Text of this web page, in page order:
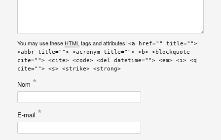
You may use these HTML tags and attributes: <a href="" title="">
<abbr title=""> <acronym title=""> <b> <blockquote
cite=""> <cite> <code> <del datetime=""> <em> <i> <q
cite=""> <s> <strike> <strong>
Nom *
E-mail *